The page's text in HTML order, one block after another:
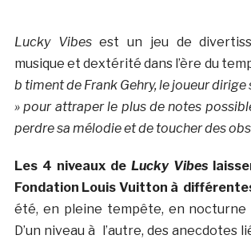
Lucky Vibesest un jeu de
musique et dextérité dans l’ère du
b timent de Frank Gehry, le joueur dirige
» pour attraper le plus de notes
perdre sa mélodie et de toucher des
Les 4 niveaux deLucky Vibes
Fondation Louis Vuitton à
été, en pleine tempête, en nocturne
D’un niveau à l’autre, des anecdotes